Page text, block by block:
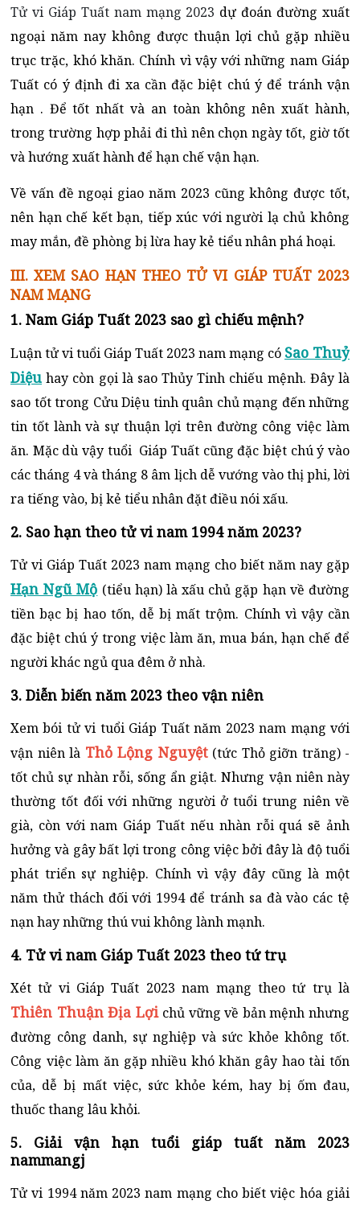
Tử vi Giáp Tuất nam mạng 2023 dự đoán đường xuất
ngoại năm nay không được thuận lợi chủ gặp nhiều
trục trặc, khó khăn. Chính vì vậy với những nam Giáp
Tuất có ý định đi xa cần đặc biệt chú ý để tránh vận
hạn . Để tốt nhất và an toàn không nên xuất hành,
trong trường hợp phải đi thì nên chọn ngày tốt, giờ tốt
và hướng xuất hành để hạn chế vận hạn.
Về vấn đề ngoại giao năm 2023 cũng không được tốt,
nên hạn chế kết bạn, tiếp xúc với người lạ chủ không
may mắn, đề phòng bị lừa hay kẻ tiểu nhân phá hoại.
III. XEM SAO HẠN THEO TỬ VI GIÁP TUẤT 2023
NAM MẠNG
1. Nam Giáp Tuất 2023 sao gì chiếu mệnh?
Luận tử vi tuổi Giáp Tuất 2023 nam mạng có Sao Thuỷ
Diệu hay còn gọi là sao Thủy Tinh chiếu mệnh. Đây là
sao tốt trong Cửu Diệu tinh quân chủ mạng đến những
tin tốt lành và sự thuận lợi trên đường công việc làm
ăn. Mặc dù vậy tuổi Giáp Tuất cũng đặc biệt chú ý vào
các tháng 4 và tháng 8 âm lịch dễ vướng vào thị phi, lời
ra tiếng vào, bị kẻ tiểu nhân đặt điều nói xấu.
2. Sao hạn theo tử vi nam 1994 năm 2023?
Tử vi Giáp Tuất 2023 nam mạng cho biết năm nay gặp
Hạn Ngũ Mộ (tiểu hạn) là xấu chủ gặp hạn về đường
tiền bạc bị hao tốn, dễ bị mất trộm. Chính vì vậy cần
đặc biệt chú ý trong việc làm ăn, mua bán, hạn chế để
người khác ngủ qua đêm ở nhà.
3. Diễn biến năm 2023 theo vận niên
Xem bói tử vi tuổi Giáp Tuất năm 2023 nam mạng với
vận niên là Thỏ Lộng Nguyệt(tức Thỏ giỡn trăng) -
tốt chủ sự nhàn rỗi, sống ẩn giật. Nhưng vận niên này
thường tốt đối với những người ở tuổi trung niên về
già, còn với nam Giáp Tuất nếu nhàn rỗi quá sẽ ảnh
hưởng và gây bất lợi trong công việc bởi đây là độ tuổi
phát triển sự nghiệp. Chính vì vậy đây cũng là một
năm thử thách đối với 1994 để tránh sa đà vào các tệ
nạn hay những thú vui không lành mạnh.
4. Tử vi nam Giáp Tuất 2023 theo tứ trụ
Xét tử vi Giáp Tuất 2023 nam mạng theo tứ trụ là
Thiên Thuận Địa Lợi chủ vững về bản mệnh nhưng
đường công danh, sự nghiệp và sức khỏe không tốt.
Công việc làm ăn gặp nhiều khó khăn gây hao tài tốn
của, dễ bị mất việc, sức khỏe kém, hay bị ốm đau,
thuốc thang lâu khỏi.
5. Giải vận hạn tuổi giáp tuất năm 2023
nammangj
Tử vi 1994 năm 2023 nam mạng cho biết việc hóa giải